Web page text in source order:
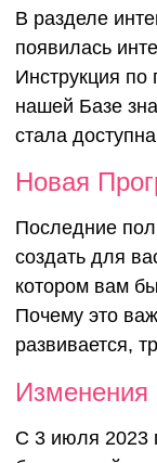
В разделе
появилась
Инструкция
нашей Базе
стала
Новая
Последние
создать для
котором вам
Почему это
развивается,
Изменения
С 3 июля 2023